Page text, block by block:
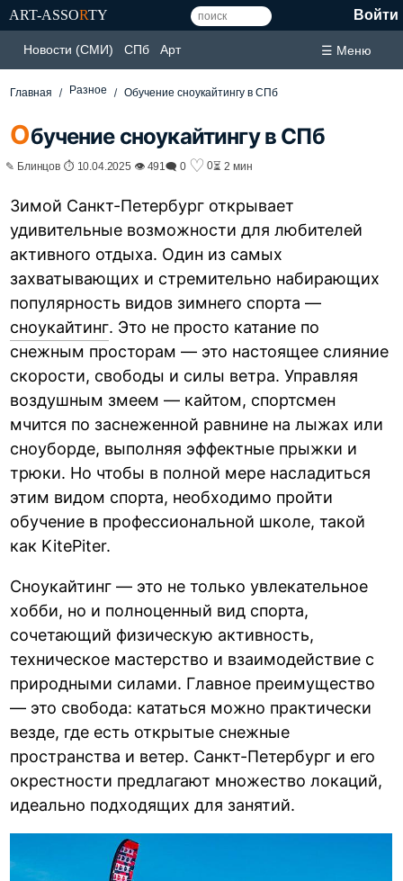
ART-ASSORTY Войти
Новости (СМИ) СПб Арт ☰ Меню
Главная Разное Обучение сноукайтингу в СПб
Обучение сноукайтингу в СПб
✎ Блинцов ⏱ 10.04.2025 👁 491🗨 0 ♡ 0⏳ 2 мин
Зимой Санкт-Петербург открывает
удивительные возможности для любителей
активного отдыха. Один из самых
захватывающих и стремительно набирающих
популярность видов зимнего спорта —
сноукайтинг. Это не просто катание по
снежным просторам — это настоящее слияние
скорости, свободы и силы ветра. Управляя
воздушным змеем — кайтом, спортсмен
мчится по заснеженной равнине на лыжах или
сноуборде, выполняя эффектные прыжки и
трюки. Но чтобы в полной мере насладиться
этим видом спорта, необходимо пройти
обучение в профессиональной школе, такой
как KitePiter.
Сноукайтинг — это не только увлекательное
хобби, но и полноценный вид спорта,
сочетающий физическую активность,
техническое мастерство и взаимодействие с
природными силами. Главное преимущество
— это свобода: кататься можно практически
везде, где есть открытые снежные
пространства и ветер. Санкт-Петербург и его
окрестности предлагают множество локаций,
идеально подходящих для занятий.